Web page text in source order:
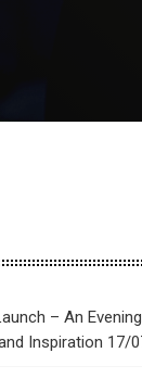
– An
Inspiration 17/